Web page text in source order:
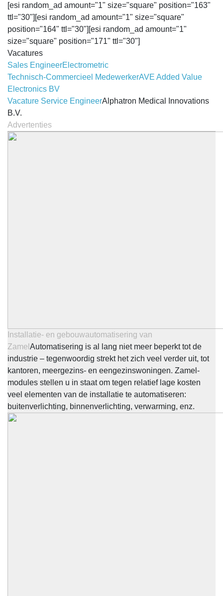
[esi random_ad amount="1" size="square" position="163"
ttl="30"][esi random_ad amount="1" size="square"
position="164" ttl="30"][esi random_ad amount="1"
size="square" position="171" ttl="30"]
Vacatures
Sales EngineerElectrometric
Technisch-Commercieel MedewerkerAVE Added Value
Electronics BV
Vacature Service EngineerAlphatron Medical Innovations
B.V.
Advertenties
Installatie- en gebouwautomatisering van
Zamel Automatisering is al lang niet meer beperkt tot de
industrie – tegenwoordig strekt het zich veel verder uit, tot
kantoren, meergezins- en eengezinswoningen. Zamel-
modules stellen u in staat om tegen relatief lage kosten
veel elementen van de installatie te automatiseren:
buitenverlichting, binnenverlichting, verwarming, enz.